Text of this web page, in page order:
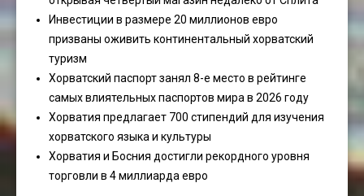
Инвестиции в размере 20 миллионов евро
призваны оживить континентальный хорватский
туризм
Хорватский паспорт занял 8-е место в рейтинге
самых влиятельных паспортов мира в 2026 году
Хорватия предлагает 700 стипендий для изучения
хорватского языка и культуры
Хорватия и Босния достигли рекордного уровня
торговли в 4 миллиарда евро